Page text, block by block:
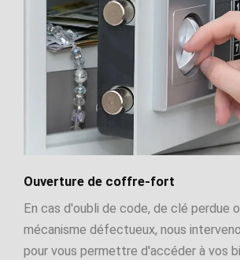
Ouverture de coffre-fort
En cas d'oubli de code, de clé perdue
mécanisme défectueux, nous
pour vous permettre d'accéder à vos